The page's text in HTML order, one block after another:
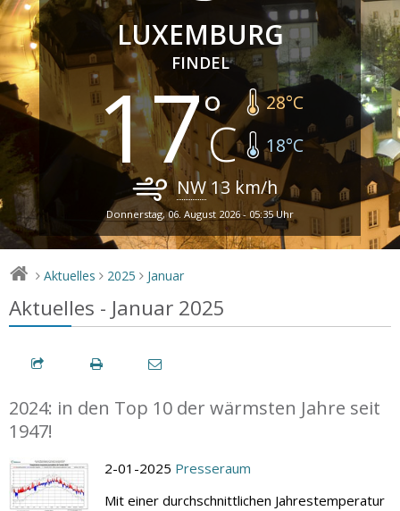
LUXEMBURG
FINDEL
17 28°C
18°C
NW13 km/h
Donnerstag, 06. August 2026 - 05:35 Uhr
> Aktuelles > 2025 > Januar
Aktuelles - Januar 2025
2024: in den Top 10 der wärmsten Jahre seit
1947!
2-01-2025 Presseraum
Mit einer durchschnittlichen Jahrestemperatur